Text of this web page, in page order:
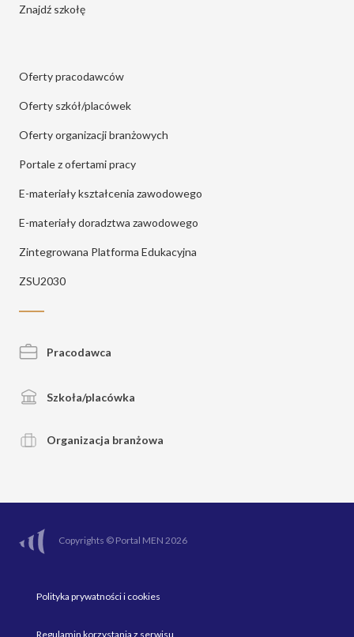
Znajdź szkołę
Oferty pracodawców
Oferty szkół/placówek
Oferty organizacji branżowych
Portale z ofertami pracy
E-materiały kształcenia zawodowego
E-materiały doradztwa zawodowego
Zintegrowana Platforma Edukacyjna
ZSU2030
Pracodawca
Szkoła/placówka
Organizacja branżowa
Copyrights © Portal MEN 2026
Polityka prywatności i cookies
Regulamin korzystania z serwisu